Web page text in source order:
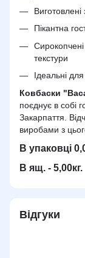
Пікантна
текстури
Ідеальні
Ковбаски
поєднує в собі
Закарпаття.
виробами з
В упаковці
В ящ. - 5,00кг.
Відгуки